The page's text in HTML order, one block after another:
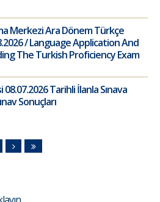
Merkezi Ara Dönem Türkçe
/ Language Application And
The Turkish Proficiency Exam
Tarihli İlanla Sınava
Sonuçları